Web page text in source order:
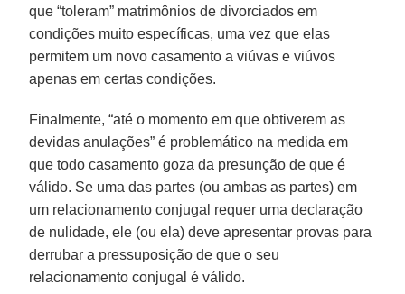
que “toleram” matrimônios de divorciados em
condições muito específicas, uma vez que elas
permitem um novo casamento a viúvas e viúvos
apenas em certas condições.
Finalmente, “até o momento em que obtiverem as
devidas anulações” é problemático na medida em
que todo casamento goza da presunção de que é
válido. Se uma das partes (ou ambas as partes) em
um relacionamento conjugal requer uma declaração
de nulidade, ele (ou ela) deve apresentar provas para
derrubar a pressuposição de que o seu
relacionamento conjugal é válido.